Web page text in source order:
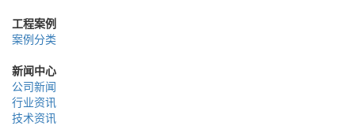
工程案例
案例分类
新闻中心
公司新闻
行业资讯
技术资讯